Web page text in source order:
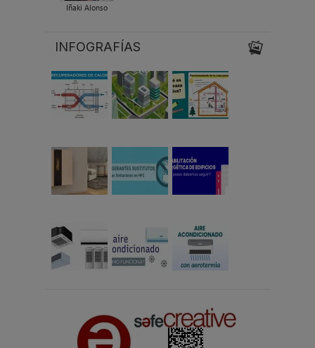
Iñaki Alonso
INFOGRAFÍAS